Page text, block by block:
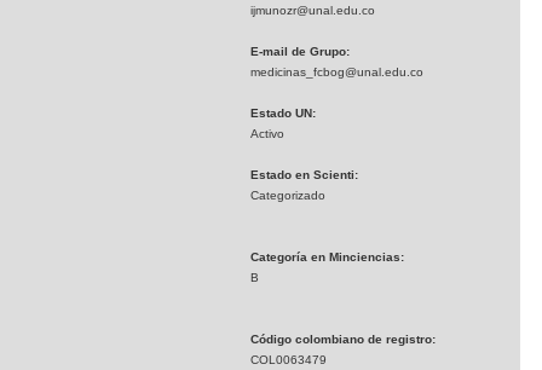
ijmunozr@unal.edu.co
E-mail de Grupo:
medicinas_fcbog@unal.edu.co
Estado UN:
Activo
Estado en Scienti:
Categorizado
Categoría en Minciencias:
B
Código colombiano de registro:
COL0063479